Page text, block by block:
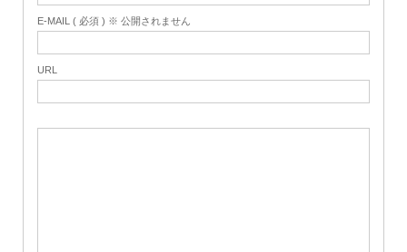
E-MAIL ( 必須 ) ※ 公開されません
URL